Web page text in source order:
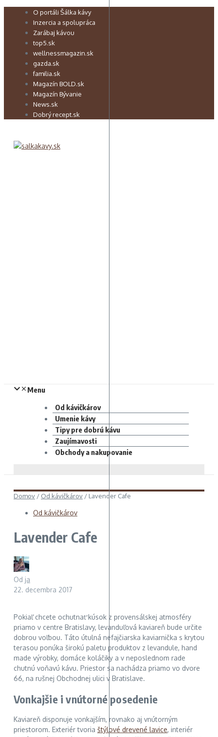
Preskočiť O portáli Šálka kávy
Inzercia a spolupráca
Zarábaj kávou
top5.sk
wellnessmagazin.sk
gazda.sk
familia.sk
Magazín BOLD.sk
Magazín Bývanie
News.sk
Dobrý recept.sk
Menu
Od kávičkárov
Umenie kávy
Tipy pre dobrú kávu
Zaujímavosti
Obchody a nakupovanie
Domov / Od kávičkárov / Lavender Cafe
Od kávičkárov
Lavender Cafe
Od ja
22. decembra 2017
Pokiaľ chcete ochutnať kúsok z provensálskej atmosféry
priamo v centre Bratislavy, levanduľová kaviareň bude určite
dobrou voľbou. Táto útulná nefajčiarska kaviarnička s krytou
terasou ponúka širokú paletu produktov z levandule, hand
made výrobky, domáce koláčiky a v neposlednom rade
chutnú voňavú kávu. Priestor sa nachádza priamo vo dvore
66, na rušnej Obchodnej ulici v Bratislave.
Vonkajšie i vnútorné posedenie
Kaviareň disponuje vonkajším, rovnako aj vnútorným
priestorom. Exteriér tvoria štýlové drevené lavice, interiér